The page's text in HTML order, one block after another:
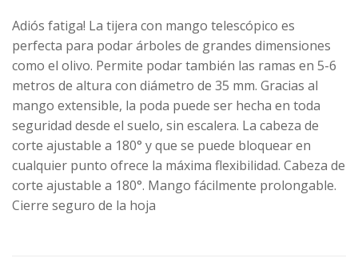
Adiós fatiga! La tijera con mango telescópico es
perfecta para podar árboles de grandes dimensiones
como el olivo. Permite podar también las ramas en 5-6
metros de altura con diámetro de 35 mm. Gracias al
mango extensible, la poda puede ser hecha en toda
seguridad desde el suelo, sin escalera. La cabeza de
corte ajustable a 180° y que se puede bloquear en
cualquier punto ofrece la máxima flexibilidad. Cabeza de
corte ajustable a 180°. Mango fácilmente prolongable.
Cierre seguro de la hoja